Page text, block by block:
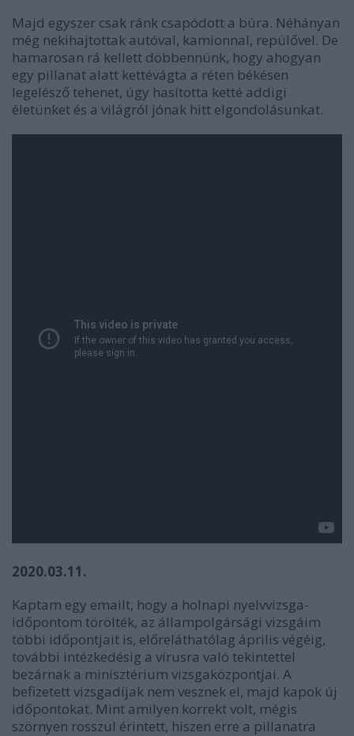
Majd egyszer csak ránk csapódott a búra. Néhányan
még nekihajtottak autóval, kamionnal, repülővel. De
hamarosan rá kellett döbbennünk, hogy ahogyan
egy pillanat alatt kettévágta a réten békésen
legelésző tehenet, úgy hasította ketté addigi
életünket és a világról jónak hitt elgondolásunkat.
2020.03.11.
Kaptam egy emailt, hogy a holnapi nyelvvizsga-
időpontom törölték, az állampolgársági vizsgáim
többi időpontjait is, előreláthatólag április végéig,
további intézkedésig a vírusra való tekintettel
bezárnak a minisztérium vizsgaközpontjai. A
befizetett vizsgadíjak nem vesznek el, majd kapok új
időpontokat. Mint amilyen korrekt volt, mégis
szörnyen rosszul érintett, hiszen erre a pillanatra